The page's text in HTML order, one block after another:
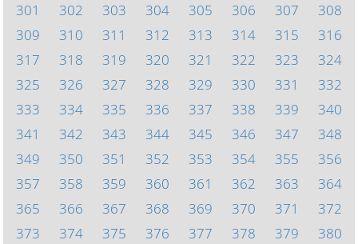
301
302 303 304 305 306 307
308
309
310 311 312 313 314 315
316
317
318 319 320 321 322 323
324
325
326 327 328 329 330 331
332
333
334 335 336 337 338 339
340
341
342 343 344 345 346 347
348
349
350 351 352 353 354 355
356
357
358 359 360 361 362 363
364
365
366 367 368 369 370 371
372
373
374 375 376 377 378 379
380